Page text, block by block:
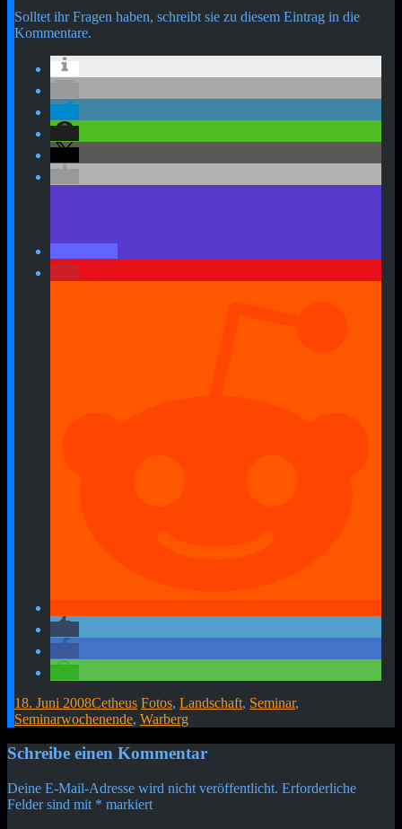
Solltet ihr Fragen haben, schreibt sie zu diesem Eintrag in die
Kommentare.
18. Juni 2008Cetheus Fotos, Landschaft, Seminar,
Seminarwochenende, Warberg
Beitragsnavigation
Schreibe einen Kommentar
Deine E-Mail-Adresse wird nicht veröffentlicht. Erforderliche
Felder sind mit * markiert